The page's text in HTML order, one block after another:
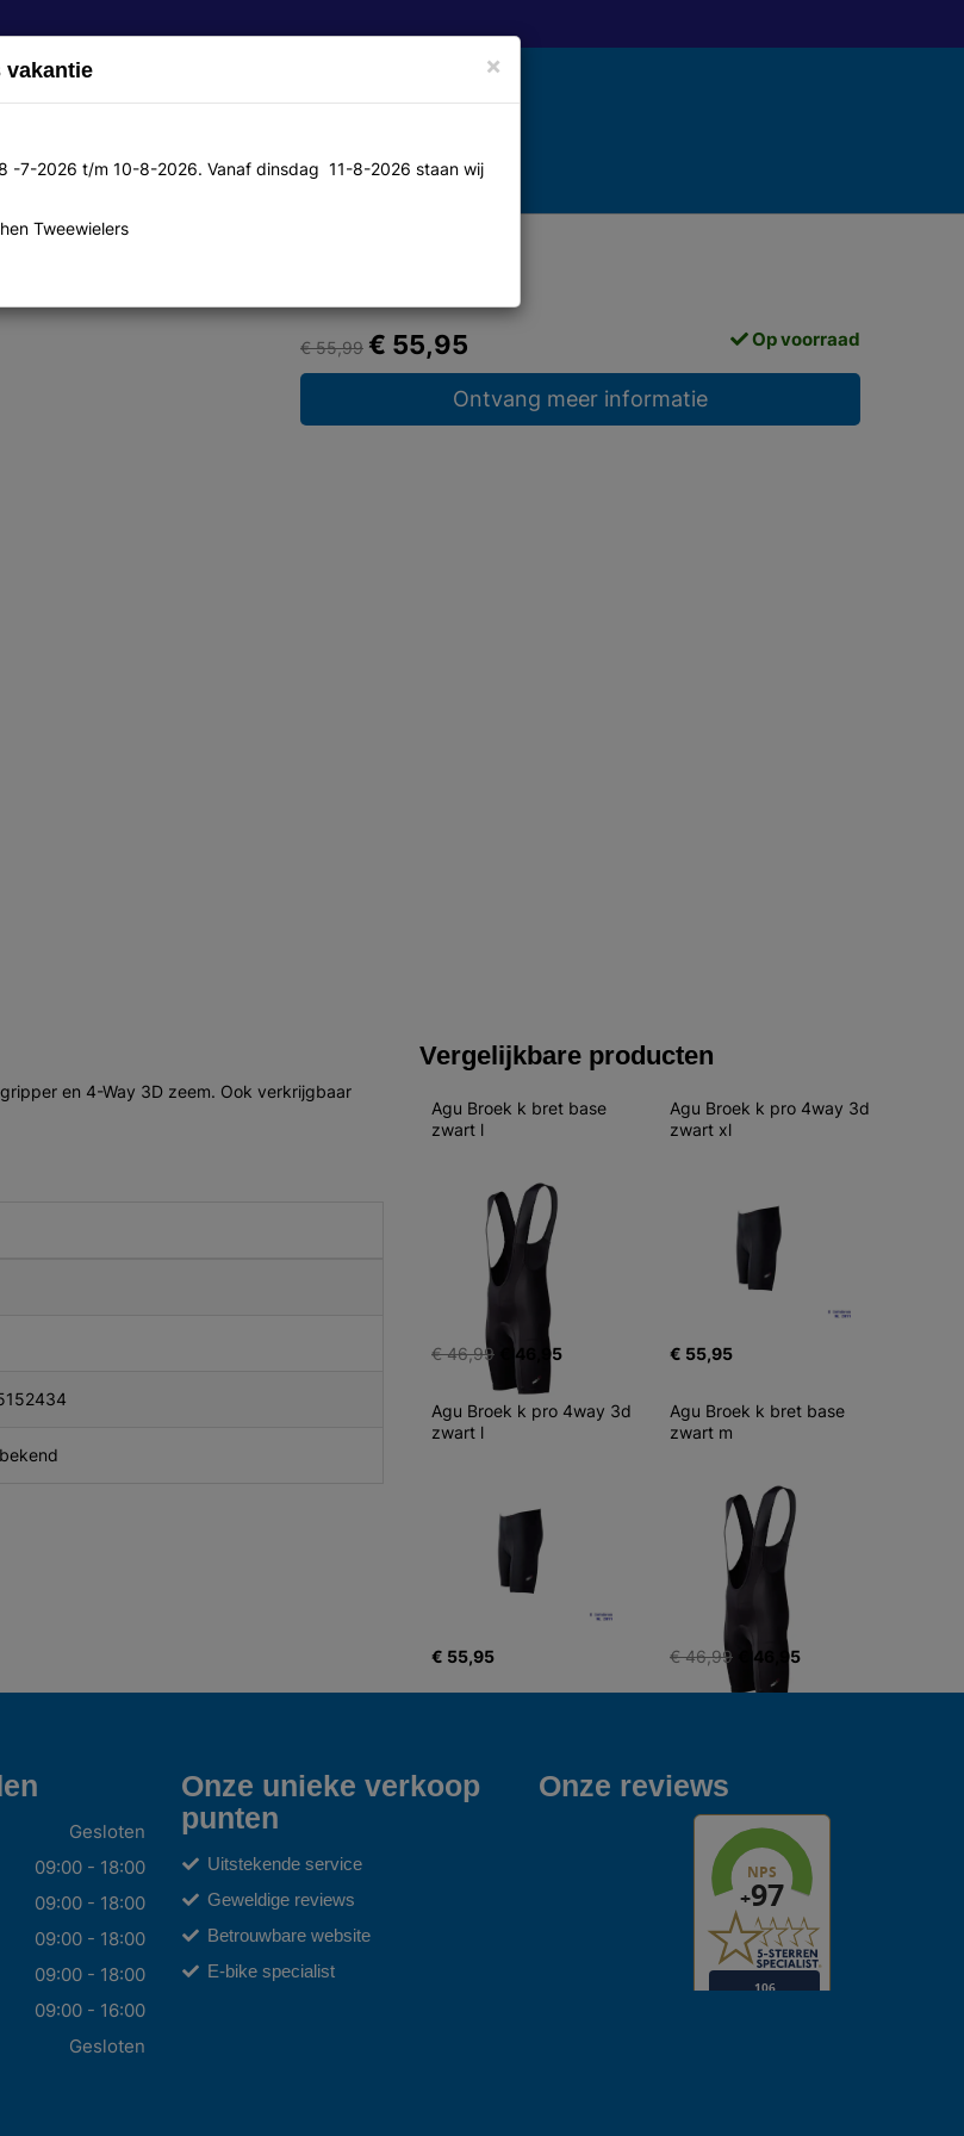
Contact
€ 55,99 € 55,95 Op voorraad
Ontvang meer informatie
en 4-Way 3D zeem. Ook verkrijgbaar
Vergelijkbare producten
Agu Broek k bret base
zwart l
€ 46,99 € 46,95
Agu Broek k pro 4way 3d
zwart xl
€ 55,95
Agu Broek k pro 4way 3d
zwart l
€ 55,95
Agu Broek k bret base
zwart m
€ 46,99 € 46,95
Gesloten
09:00 - 18:00
09:00 - 18:00
09:00 - 18:00
09:00 - 18:00
09:00 - 16:00
Gesloten
Onze unieke verkoop
punten
Uitstekende service
Geweldige reviews
Betrouwbare website
E-bike specialist
Onze reviews
×
vakantie
-7-2026 t/m 10-8-2026. Vanaf dinsdag 11-8-2026 staan wij
Tweewielers